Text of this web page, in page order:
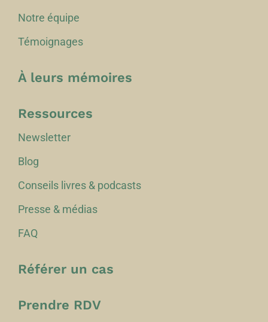
Notre équipe
Témoignages
À leurs mémoires
Ressources
Newsletter
Blog
Conseils livres & podcasts
Presse & médias
FAQ
Référer un cas
Prendre RDV